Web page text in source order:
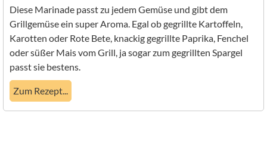
Diese Marinade passt zu jedem Gemüse und gibt dem
Grillgemüse ein super Aroma. Egal ob gegrillte Kartoffeln,
Karotten oder Rote Bete, knackig gegrillte Paprika, Fenchel
oder süßer Mais vom Grill, ja sogar zum gegrillten Spargel
passt sie bestens.
Zum Rezept...